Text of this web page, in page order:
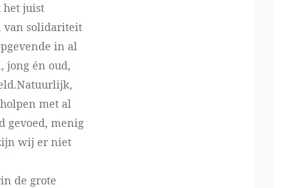
het juist
van solidariteit
in al
jong én oud,
met al
gevoed, menig
wij er niet
de grote